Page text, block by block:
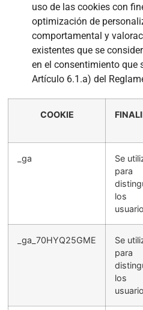
uso de las cookies con
optimización de
comportamental y
existentes que se
en el consentimiento que
Artículo 6.1.a) del
COOKIE
_ga
Se
para
los
_ga_70HYQ25GME
Se
para
los